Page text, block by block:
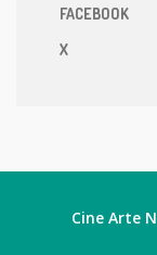
FACEBOOK
X
Cine Arte